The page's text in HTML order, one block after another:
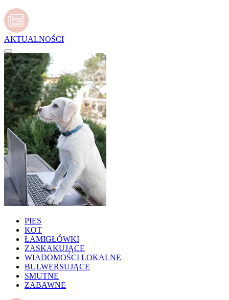
AKTUALNOŚCI
PIES
KOT
ŁAMIGŁÓWKI
ZASKAKUJĄCE
WIADOMOŚCI LOKALNE
BULWERSUJĄCE
SMUTNE
ZABAWNE